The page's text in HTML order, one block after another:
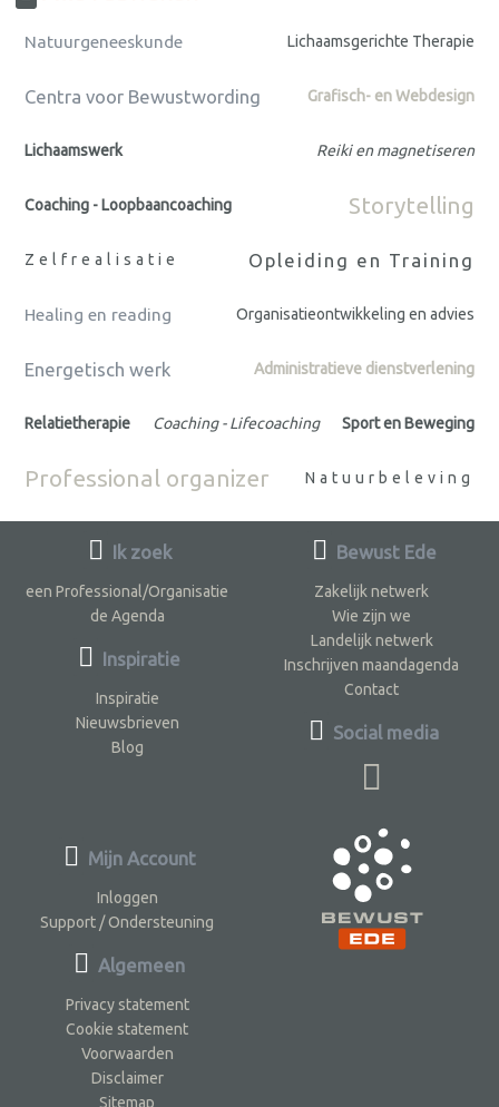
Natuurgeneeskunde Lichaamsgerichte Therapie
Centra voor Bewustwording Grafisch- en Webdesign
Lichaamswerk Reiki en magnetiseren
Coaching - Loopbaancoaching Storytelling
Zelfrealisatie Opleiding en Training
Healing en reading Organisatieontwikkeling en advies
Energetisch werk Administratieve dienstverlening
Relatietherapie Coaching - Lifecoaching Sport en Beweging
Professional organizer Natuurbeleving
Ik zoek
een Professional/Organisatie
de Agenda
Inspiratie
Inspiratie
Nieuwsbrieven
Blog
Bewust Ede
Zakelijk netwerk
Wie zijn we
Landelijk netwerk
Inschrijven maandagenda
Contact
Social media
Mijn Account
Inloggen
Support / Ondersteuning
Algemeen
Privacy statement
Cookie statement
Voorwaarden
Disclaimer
Sitemap